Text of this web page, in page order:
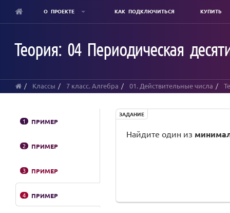
content
О ПРОЕКТЕ КАК ПОДКЛЮЧИТЬСЯ КУПИТЬ
Теория: 04 Периодическая
Классы 7 класс. Алгебра 01. Действительные числа
1 ПРИМЕР
2 ПРИМЕР
3 ПРИМЕР
4 ПРИМЕР
ЗАДАНИЕ
Найдите один из